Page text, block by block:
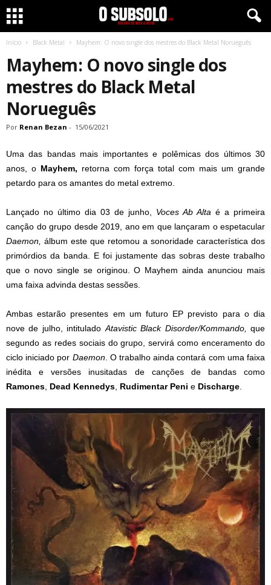
Início Black Metal Mayhem: O novo single dos mestres do Black Metal Norueguês
Mayhem: O novo single dos
mestres do Black Metal
Norueguês
Por Renan Bezan - 15/06/2021
Uma das bandas mais importantes e polêmicas dos últimos 30
anos, o Mayhem, retorna com força total com mais um grande
petardo para os amantes do metal extremo.
Lançado no último dia 03 de junho, Voces Ab Alta é a primeira
canção do grupo desde 2019, ano em que lançaram o espetacular
Daemon, álbum este que retomou a sonoridade característica dos
primórdios da banda. E foi justamente das sobras deste trabalho
que o novo single se originou. O Mayhem ainda anunciou mais
uma faixa advinda destas sessões.
Ambas estarão presentes em um futuro EP previsto para o dia
nove de julho, intitulado Atavistic Black Disorder/Kommando,que
segundo as redes sociais do grupo, servirá como enceramento do
ciclo iniciado por Daemon. O trabalho ainda contará com uma faixa
inédita e versões inusitadas de canções de bandas como
Ramones Dead Kennedys Rudimentar Peni e Discharge